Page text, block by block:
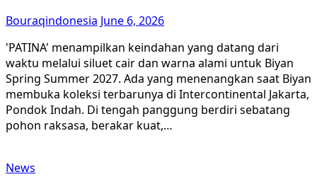
Bouraqindonesia June 6, 2026
'PATINA' menampilkan keindahan yang datang dari
waktu melalui siluet cair dan warna alami untuk Biyan
Spring Summer 2027. Ada yang menenangkan saat Biyan
membuka koleksi terbarunya di Intercontinental Jakarta,
Pondok Indah. Di tengah panggung berdiri sebatang
pohon raksasa, berakar kuat,…
News